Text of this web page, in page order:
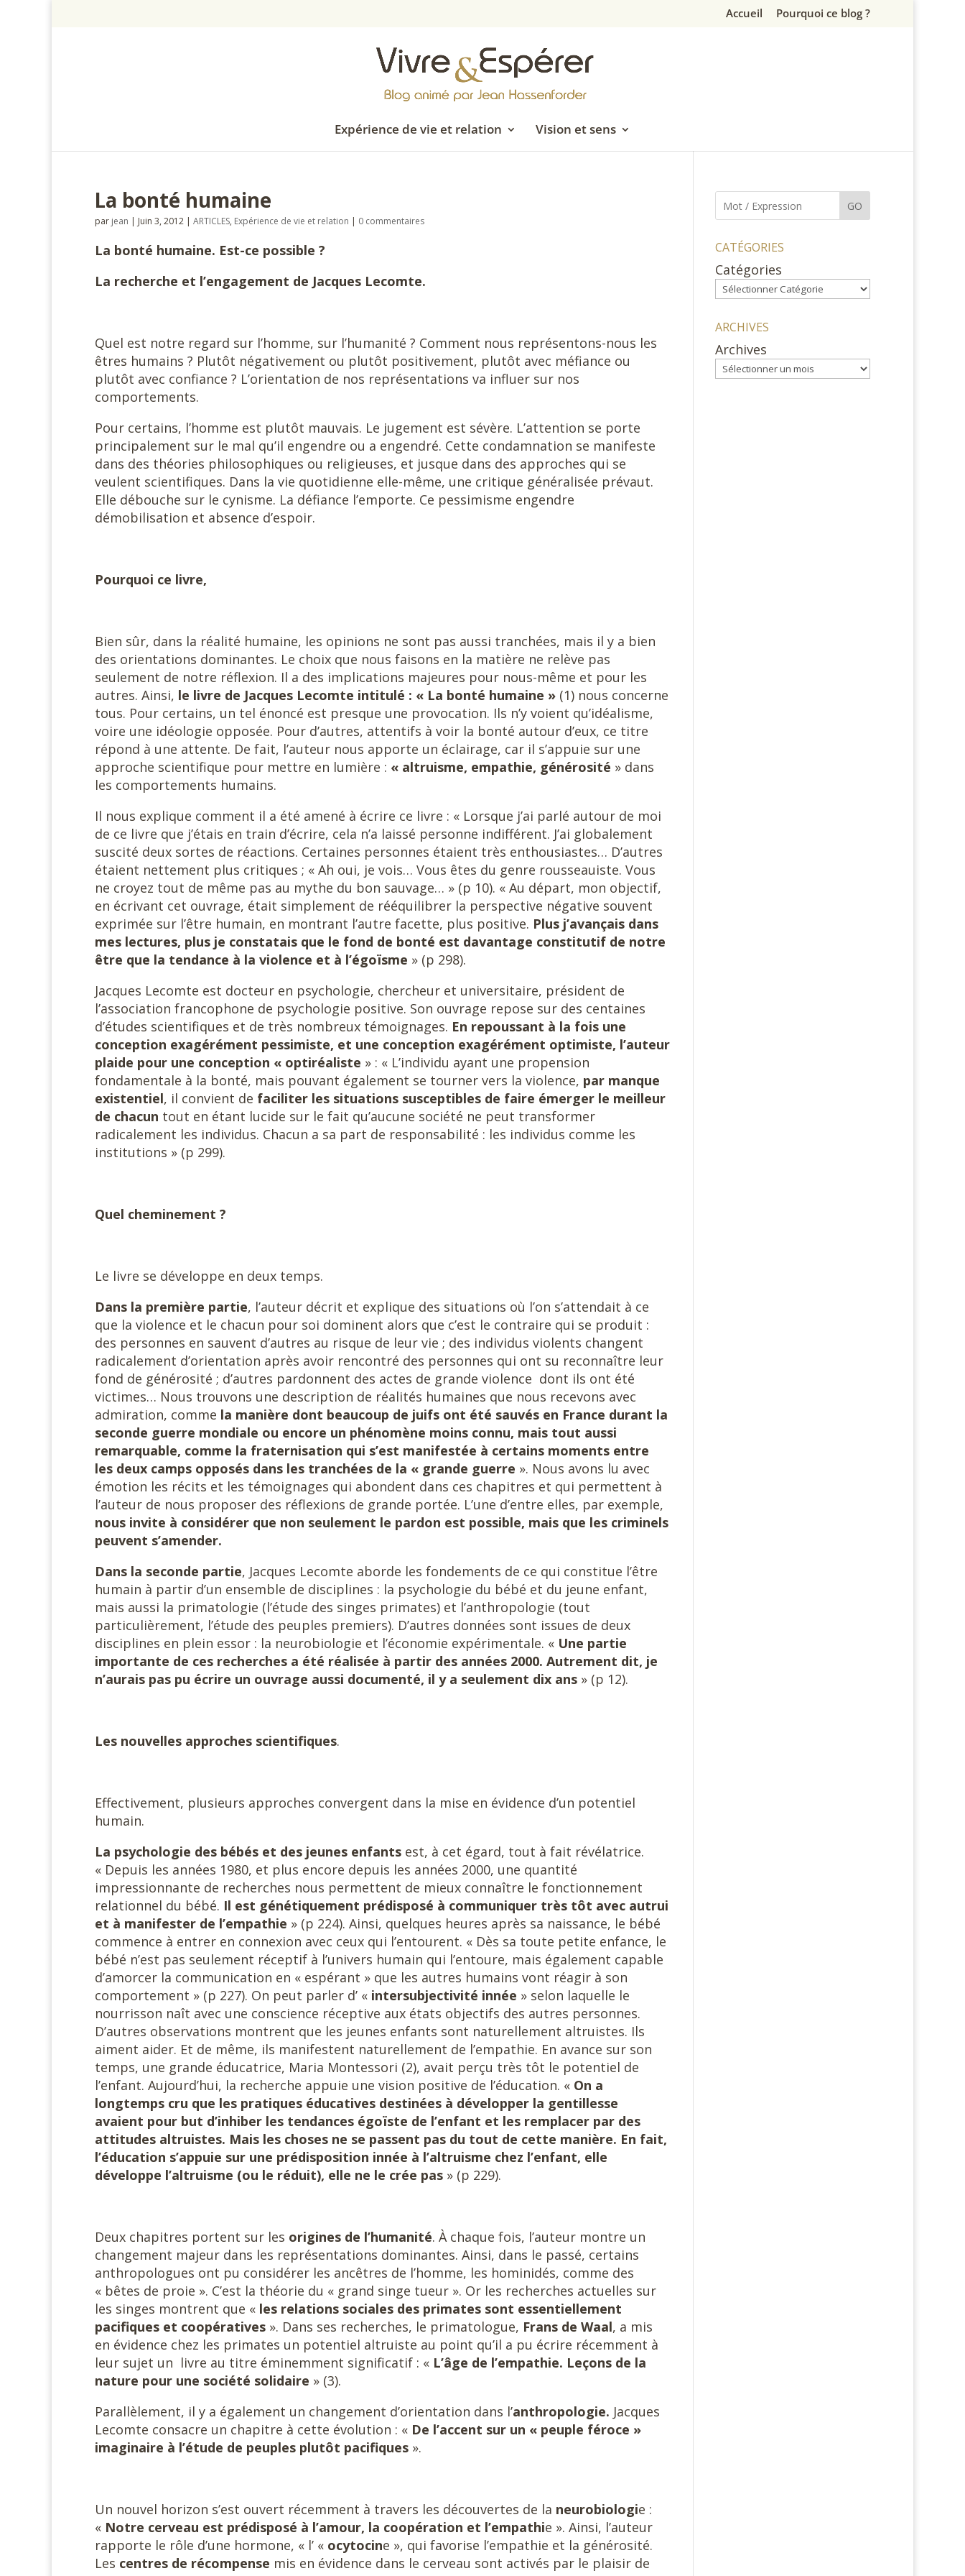
Accueil Pourquoi ce blog ?
Expérience de vie et relation Vision et sens
La bonté humaine
par jean | Juin 3, 2012 | ARTICLES, Expérience de vie et relation | 0 commentaires
La bonté humaine. Est-ce possible ?
La recherche et l’engagement de Jacques Lecomte.
Quel est notre regard sur l’homme, sur l’humanité ? Comment nous représentons-nous les
êtres humains ? Plutôt négativement ou plutôt positivement, plutôt avec méfiance ou
plutôt avec confiance ? L’orientation de nos représentations va influer sur nos
comportements.
Pour certains, l’homme est plutôt mauvais. Le jugement est sévère. L’attention se porte
principalement sur le mal qu’il engendre ou a engendré. Cette condamnation se manifeste
dans des théories philosophiques ou religieuses, et jusque dans des approches qui se
veulent scientifiques. Dans la vie quotidienne elle-même, une critique généralisée prévaut.
Elle débouche sur le cynisme. La défiance l’emporte. Ce pessimisme engendre
démobilisation et absence d’espoir.
Pourquoi ce livre,
Bien sûr, dans la réalité humaine, les opinions ne sont pas aussi tranchées, mais il y a bien
des orientations dominantes. Le choix que nous faisons en la matière ne relève pas
seulement de notre réflexion. Il a des implications majeures pour nous-même et pour les
autres. Ainsi, le livre de Jacques Lecomte intitulé : « La bonté humaine » (1) nous concerne
tous. Pour certains, un tel énoncé est presque une provocation. Ils n’y voient qu’idéalisme,
voire une idéologie opposée. Pour d’autres, attentifs à voir la bonté autour d’eux, ce titre
répond à une attente. De fait, l’auteur nous apporte un éclairage, car il s’appuie sur une
approche scientifique pour mettre en lumière : « altruisme, empathie, générosité » dans
les comportements humains.
Il nous explique comment il a été amené à écrire ce livre : « Lorsque j’ai parlé autour de moi
de ce livre que j’étais en train d’écrire, cela n’a laissé personne indifférent. J’ai globalement
suscité deux sortes de réactions. Certaines personnes étaient très enthousiastes… D’autres
étaient nettement plus critiques ; « Ah oui, je vois… Vous êtes du genre rousseauiste. Vous
ne croyez tout de même pas au mythe du bon sauvage… » (p 10). « Au départ, mon objectif,
en écrivant cet ouvrage, était simplement de rééquilibrer la perspective négative souvent
exprimée sur l’être humain, en montrant l’autre facette, plus positive. Plus j’avançais dans
mes lectures, plus je constatais que le fond de bonté est davantage constitutif de notre
être que la tendance à la violence et à l’égoïsme » (p 298).
Jacques Lecomte est docteur en psychologie, chercheur et universitaire, président de
l’association francophone de psychologie positive. Son ouvrage repose sur des centaines
d’études scientifiques et de très nombreux témoignages. En repoussant à la fois une
conception exagérément pessimiste, et une conception exagérément optimiste, l’auteur
plaide pour une conception « optiréaliste » : « L’individu ayant une propension
fondamentale à la bonté, mais pouvant également se tourner vers la violence, par manque
existentiel, il convient de faciliter les situations susceptibles de faire émerger le meilleur
de chacun tout en étant lucide sur le fait qu’aucune société ne peut transformer
radicalement les individus. Chacun a sa part de responsabilité : les individus comme les
institutions » (p 299).
Quel cheminement ?
Le livre se développe en deux temps.
Dans la première partie, l’auteur décrit et explique des situations où l’on s’attendait à ce
que la violence et le chacun pour soi dominent alors que c’est le contraire qui se produit :
des personnes en sauvent d’autres au risque de leur vie ; des individus violents changent
radicalement d’orientation après avoir rencontré des personnes qui ont su reconnaître leur
fond de générosité ; d’autres pardonnent des actes de grande violence dont ils ont été
victimes… Nous trouvons une description de réalités humaines que nous recevons avec
admiration, comme la manière dont beaucoup de juifs ont été sauvés en France durant la
seconde guerre mondiale ou encore un phénomène moins connu, mais tout aussi
remarquable, comme la fraternisation qui s’est manifestée à certains moments entre
les deux camps opposés dans les tranchées de la « grande guerre ». Nous avons lu avec
émotion les récits et les témoignages qui abondent dans ces chapitres et qui permettent à
l’auteur de nous proposer des réflexions de grande portée. L’une d’entre elles, par exemple,
nous invite à considérer que non seulement le pardon est possible, mais que les criminels
peuvent s’amender.
Dans la seconde partie, Jacques Lecomte aborde les fondements de ce qui constitue l’être
humain à partir d’un ensemble de disciplines : la psychologie du bébé et du jeune enfant,
mais aussi la primatologie (l’étude des singes primates) et l’anthropologie (tout
particulièrement, l’étude des peuples premiers). D’autres données sont issues de deux
disciplines en plein essor : la neurobiologie et l’économie expérimentale. « Une partie
importante de ces recherches a été réalisée à partir des années 2000. Autrement dit, je
n’aurais pas pu écrire un ouvrage aussi documenté, il y a seulement dix ans » (p 12).
Les nouvelles approches scientifiques.
Effectivement, plusieurs approches convergent dans la mise en évidence d’un potentiel
humain.
La psychologie des bébés et des jeunes enfants est, à cet égard, tout à fait révélatrice.
« Depuis les années 1980, et plus encore depuis les années 2000, une quantité
impressionnante de recherches nous permettent de mieux connaître le fonctionnement
relationnel du bébé. Il est génétiquement prédisposé à communiquer très tôt avec autrui
et à manifester de l’empathie » (p 224). Ainsi, quelques heures après sa naissance, le bébé
commence à entrer en connexion avec ceux qui l’entourent. « Dès sa toute petite enfance, le
bébé n’est pas seulement réceptif à l’univers humain qui l’entoure, mais également capable
d’amorcer la communication en « espérant » que les autres humains vont réagir à son
comportement » (p 227). On peut parler d’ « intersubjectivité innée » selon laquelle le
nourrisson naît avec une conscience réceptive aux états objectifs des autres personnes.
D’autres observations montrent que les jeunes enfants sont naturellement altruistes. Ils
aiment aider. Et de même, ils manifestent naturellement de l’empathie. En avance sur son
temps, une grande éducatrice, Maria Montessori (2), avait perçu très tôt le potentiel de
l’enfant. Aujourd’hui, la recherche appuie une vision positive de l’éducation. « On a
longtemps cru que les pratiques éducatives destinées à développer la gentillesse
avaient pour but d’inhiber les tendances égoïste de l’enfant et les remplacer par des
attitudes altruistes. Mais les choses ne se passent pas du tout de cette manière. En fait,
l’éducation s’appuie sur une prédisposition innée à l’altruisme chez l’enfant, elle
développe l’altruisme (ou le réduit), elle ne le crée pas » (p 229).
Deux chapitres portent sur les origines de l’humanité. À chaque fois, l’auteur montre un
changement majeur dans les représentations dominantes. Ainsi, dans le passé, certains
anthropologues ont pu considérer les ancêtres de l’homme, les hominidés, comme des
« bêtes de proie ». C’est la théorie du « grand singe tueur ». Or les recherches actuelles sur
les singes montrent que « les relations sociales des primates sont essentiellement
pacifiques et coopératives ». Dans ses recherches, le primatologue, Frans de Waal, a mis
en évidence chez les primates un potentiel altruiste au point qu’il a pu écrire récemment à
leur sujet un livre au titre éminemment significatif : « L’âge de l’empathie. Leçons de la
nature pour une société solidaire » (3).
Parallèlement, il y a également un changement d’orientation dans l’anthropologie. Jacques
Lecomte consacre un chapitre à cette évolution : « De l’accent sur un « peuple féroce »
imaginaire à l’étude de peuples plutôt pacifiques ».
Un nouvel horizon s’est ouvert récemment à travers les découvertes de la neurobiologie :
« Notre cerveau est prédisposé à l’amour, la coopération et l’empathie ». Ainsi, l’auteur
rapporte le rôle d’une hormone, « l’ « ocytocine », qui favorise l’empathie et la générosité.
Les centres de récompense mis en évidence dans le cerveau sont activés par le plaisir de
GO
CATÉGORIES
Catégories
ARCHIVES
Archives